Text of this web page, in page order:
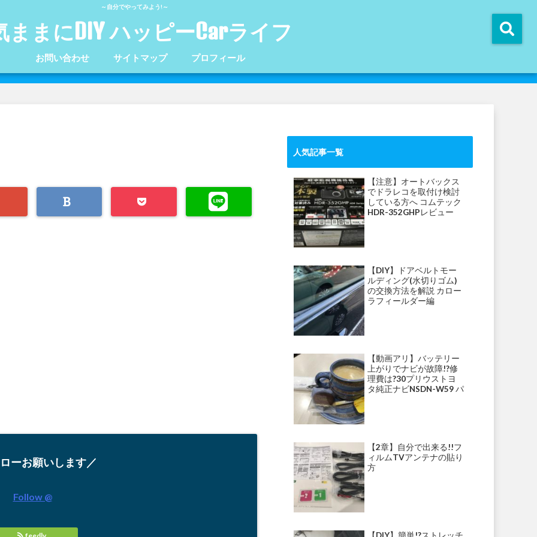
～自分でやってみよう!～
ままにDIY ハッピーCarライフ
お問い合わせ サイトマップ プロフィール
ーお願いします／
Follow @
feedly
人気記事一覧
【注意】オートバックス
でドラレコを取付け検討
している方へ コムテック
HDR-352GHPレビュー
【DIY】ドアベルトモー
ルディング(水切りゴム)
の交換方法を解説 カロー
ラフィールダー編
【動画アリ】バッテリー
上がりでナビが故障!?修
理費は?30プリウストヨ
タ純正ナビNSDN-W59 パ
【2章】自分で出来る!!フ
ィルムTVアンテナの貼り
方